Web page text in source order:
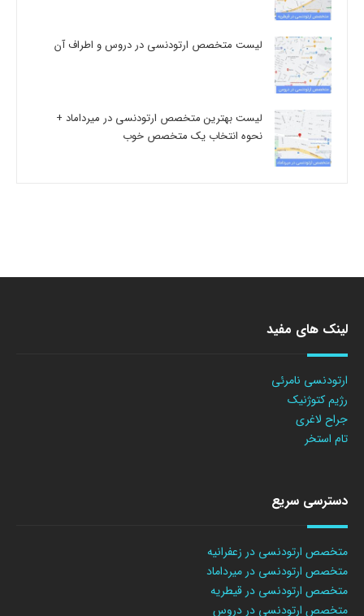
لیست متخصص ارتودنسی در دروس و اطراف آن
لیست بهترین متخصص ارتودنسی در میرداماد +
نحوه انتخاب یک متخصص خوب
لینک های مفید
ارتودنسی نامرئی
رژیم کتوژنیک
جراح لاغری
تام استخر
دسترسی سریع
متخصص ارتودنسی در زعفرانیه
متخصص ارتودنسی در میرداماد
متخصص ارتودنسی در قیطریه
متخصص ارتودنسی در دروس